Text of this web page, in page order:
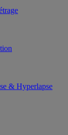
& Hyperlapse